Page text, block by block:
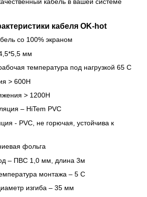
кабеля OK-hot
со 100% экраном
мм
температура под нагрузкой 65 С
> 600H
> 1200H
– HiTem PVC
- PVC, не горючая, устойчива к
фольга
– ПВС 1,0 мм, длина 3м
монтажа – 5 С
изгиба – 35 мм